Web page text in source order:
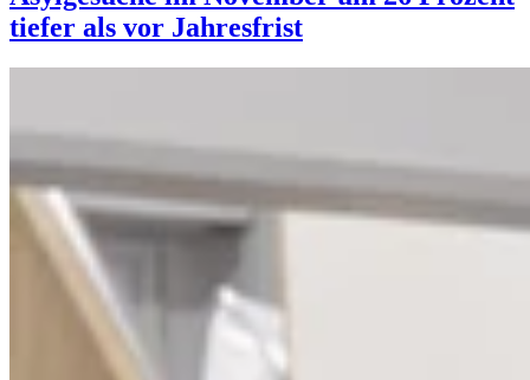
tiefer als vor Jahresfrist